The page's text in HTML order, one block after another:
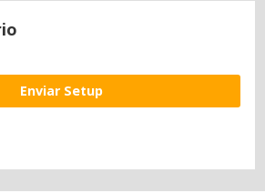
Enviar Setup